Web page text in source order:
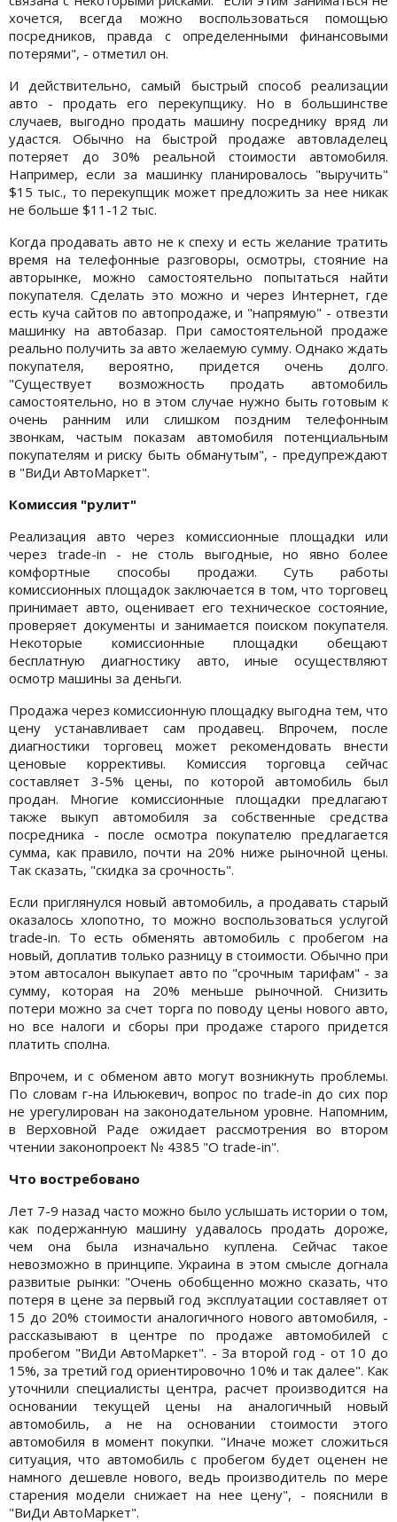
хочется, всегда можно воспользоваться помощью
посредников, правда с определенными финансовыми
потерями", - отметил он.
И действительно, самый быстрый способ реализации
авто - продать его перекупщику. Но в большинстве
случаев, выгодно продать машину посреднику вряд ли
удастся. Обычно на быстрой продаже автовладелец
потеряет до 30% реальной стоимости автомобиля.
Например, если за машинку планировалось "выручить"
$15 тыс., то перекупщик может предложить за нее никак
не больше $11-12 тыс.
Когда продавать авто не к спеху и есть желание тратить
время на телефонные разговоры, осмотры, стояние на
авторынке, можно самостоятельно попытаться найти
покупателя. Сделать это можно и через Интернет, где
есть куча сайтов по автопродаже, и "напрямую" - отвезти
машинку на автобазар. При самостоятельной продаже
реально получить за авто желаемую сумму. Однако ждать
покупателя, вероятно, придется очень долго.
"Существует возможность продать автомобиль
самостоятельно, но в этом случае нужно быть готовым к
очень ранним или слишком поздним телефонным
звонкам, частым показам автомобиля потенциальным
покупателям и риску быть обманутым", - предупреждают
в "ВиДи АвтоМаркет".
Комиссия "рулит"
Реализация авто через комиссионные площадки или
через trade-in - не столь выгодные, но явно более
комфортные способы продажи. Суть работы
комиссионных площадок заключается в том, что торговец
принимает авто, оценивает его техническое состояние,
проверяет документы и занимается поиском покупателя.
Некоторые комиссионные площадки обещают
бесплатную диагностику авто, иные осуществляют
осмотр машины за деньги.
Продажа через комиссионную площадку выгодна тем, что
цену устанавливает сам продавец. Впрочем, после
диагностики торговец может рекомендовать внести
ценовые коррективы. Комиссия торговца сейчас
составляет 3-5% цены, по которой автомобиль был
продан. Многие комиссионные площадки предлагают
также выкуп автомобиля за собственные средства
посредника - после осмотра покупателю предлагается
сумма, как правило, почти на 20% ниже рыночной цены.
Так сказать, "скидка за срочность".
Если приглянулся новый автомобиль, а продавать старый
оказалось хлопотно, то можно воспользоваться услугой
trade-in. То есть обменять автомобиль с пробегом на
новый, доплатив только разницу в стоимости. Обычно при
этом автосалон выкупает авто по "срочным тарифам" - за
сумму, которая на 20% меньше рыночной. Снизить
потери можно за счет торга по поводу цены нового авто,
но все налоги и сборы при продаже старого придется
платить сполна.
Впрочем, и с обменом авто могут возникнуть проблемы.
По словам г-на Ильюкевич, вопрос по trade-in до сих пор
не урегулирован на законодательном уровне. Напомним,
в Верховной Раде ожидает рассмотрения во втором
чтении законопроект № 4385 "О trade-in".
Что востребовано
Лет 7-9 назад часто можно было услышать истории о том,
как подержанную машину удавалось продать дороже,
чем она была изначально куплена. Сейчас такое
невозможно в принципе. Украина в этом смысле догнала
развитые рынки: "Очень обобщенно можно сказать, что
потеря в цене за первый год эксплуатации составляет от
15 до 20% стоимости аналогичного нового автомобиля, -
рассказывают в центре по продаже автомобилей с
пробегом "ВиДи АвтоМаркет". - За второй год - от 10 до
15%, за третий год ориентировочно 10% и так далее". Как
уточнили специалисты центра, расчет производится на
основании текущей цены на аналогичный новый
автомобиль, а не на основании стоимости этого
автомобиля в момент покупки. "Иначе может сложиться
ситуация, что автомобиль с пробегом будет оценен не
намного дешевле нового, ведь производитель по мере
старения модели снижает на нее цену", - пояснили в
"ВиДи АвтоМаркет".